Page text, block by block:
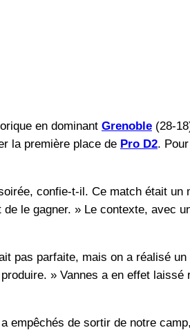
en dominant Grenoble (28-
la première place de Pro D2.
confie-t-il. Ce match était un
le gagner. » Le contexte, avec
pas parfaite, mais on a réalisé un
» Vannes a en effet laissé
empêchés de sortir de notre